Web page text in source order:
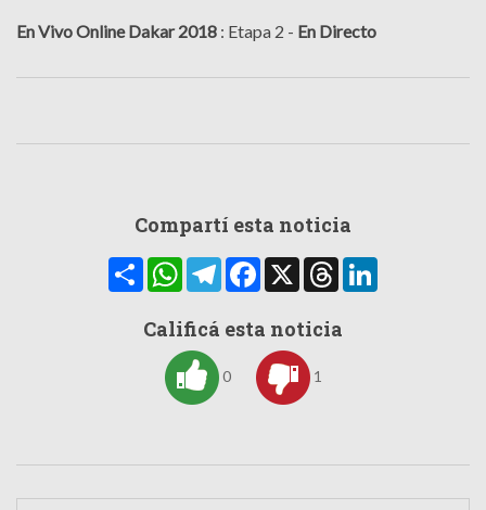
En Vivo Online Dakar 2018 : Etapa 2 - En Directo
Compartí esta noticia
CompartirWhatsAppTelegramFacebook
X Threads
Calificá esta noticia
0 1